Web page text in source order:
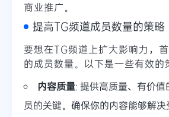
商业推广。
提高TG频道成员数量的策略
要想在TG频道上扩大影响力，
的成员数量。以下是一些有效的
内容质量: 提供高质量、有价
员的关键。确保你的内容能够解